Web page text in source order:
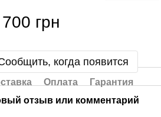
грн
когда появится
Оплата
Гарантия
отзыв или комментарий